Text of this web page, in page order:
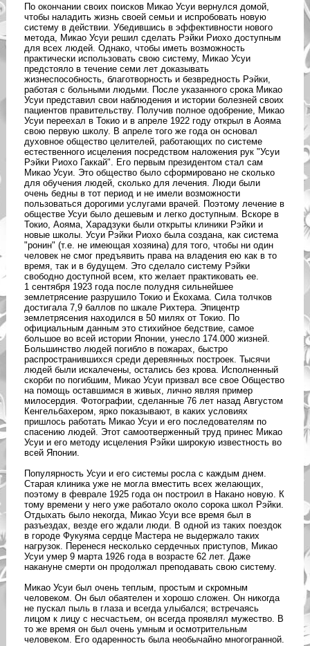
По окончании своих поисков Микао Усуи вернулся домой,
чтобы наладить жизнь своей семьи и испробовать новую
систему в действии. Убедившись в эффективности нового
метода, Микао Усуи решил сделать Рэйки Риохо доступным
для всех людей. Однако, чтобы иметь возможность
практически использовать свою систему, Микао Усуи
предстояло в течение семи лет доказывать
жизнеспособность, благотворность и безвредность Рэйки,
работая с больными людьми. После указанного срока Микао
Усуи представил свои наблюдения и истории болезней своих
пациентов правительству. Получив полное одобрение, Микао
Усуи переехал в Токио и в апреле 1922 году открыл в Аояма
свою первую школу. В апреле того же года он основал
духовное общество целителей, работающих по системе
естественного исцеления посредством наложения рук "Усуи
Рэйки Риохо Гаккай". Его первым президентом стал сам
Микао Усуи. Это общество было сформировано не сколько
для обучения людей, сколько для лечения. Люди были
очень бедны в тот период и не имели возможности
пользоваться дорогими услугами врачей. Поэтому лечение в
обществе Усуи было дешевым и легко доступным. Вскоре в
Токио, Аояма, Харадзуки были открыты клиники Рэйки и
новые школы. Усуи Рэйки Риохо была создана, как система
"ронин" (т.е. не имеющая хозяина) для того, чтобы ни один
человек не смог предъявить права на владения ею как в то
время, так и в будущем. Это сделало систему Рэйки
свободно доступной всем, кто желает практиковать ее.
1 сентября 1923 года после полудня сильнейшее
землетрясение разрушило Токио и Ёкохама. Сила толчков
достигала 7,9 баллов по шкале Рихтера. Эпицентр
землетрясения находился в 50 милях от Токио. По
официальным данным это стихийное бедствие, самое
большое во всей истории Японии, унесло 174.000 жизней.
Большинство людей погибло в пожарах, быстро
распространившихся среди деревянных построек. Тысячи
людей были искалечены, остались без крова. Исполненный
скорби по погибшим, Микао Усуи призвал все свое Общество
на помощь оставшимся в живых, лично являя пример
милосердия. Фотографии, сделанные 76 лет назад Августом
Кенгельбахером, ярко показывают, в каких условиях
пришлось работать Микао Усуи и его последователям по
спасению людей. Этот самоотверженный труд принес Микао
Усуи и его методу исцеления Рэйки широкую известность во
всей Японии.
Популярность Усуи и его системы росла с каждым днем.
Старая клиника уже не могла вместить всех желающих,
поэтому в феврале 1925 года он построил в Накано новую. К
тому времени у него уже работало около сорока школ Рэйки.
Отдыхать было некогда, Микао Усуи все время был в
разъездах, везде его ждали люди. В одной из таких поездок
в городе Фукуяма сердце Мастера не выдержало таких
нагрузок. Перенеся несколько сердечных приступов, Микао
Усуи умер 9 марта 1926 года в возрасте 62 лет. Даже
накануне смерти он продолжал преподавать свою систему.
Микао Усуи был очень теплым, простым и скромным
человеком. Он был обаятелен и хорошо сложен. Он никогда
не пускал пыль в глаза и всегда улыбался; встречаясь
лицом к лицу с несчастьем, он всегда проявлял мужество. В
то же время он был очень умным и осмотрительным
человеком. Его одаренность была необычайно многогранной.